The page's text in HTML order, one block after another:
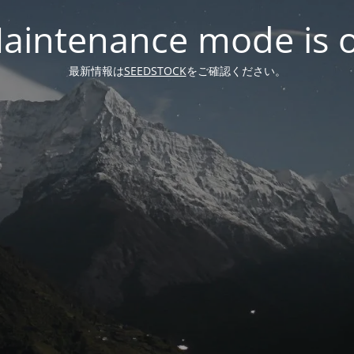
mode is
最新情報はSEEDSTOCKをご確認ください。